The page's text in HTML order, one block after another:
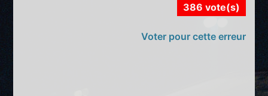
386 vote(s)
Voter pour cette erreur